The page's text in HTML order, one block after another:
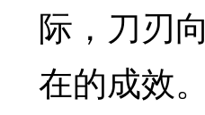
际，刀刃
在的成效。